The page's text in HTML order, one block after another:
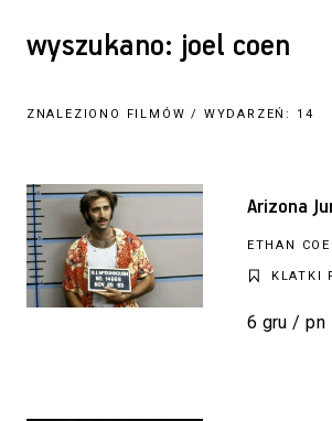
wyszukano: joel coen
ZNALEZIONO FILMÓW / WYDARZEŃ: 14
Arizona
ETHAN
KLATKI
6 gru / pn